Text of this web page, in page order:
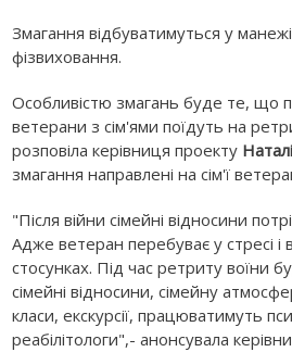
Змагання відбуватимуться у
фізвиховання.
Особливістю змагань буде те, що
ветерани з сім'ями поїдуть на
розповіла керівниця проекту
змагання направлені на сім'ї
"Після війни сімейні відносини
Адже ветеран перебуває у стресі і
стосунках. Під час ретриту воїни
сімейні відносини, сімейну
класи, екскурсії, працюватимуть
реабілітологи",- анонсувала